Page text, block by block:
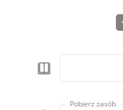
Pobierz zasób